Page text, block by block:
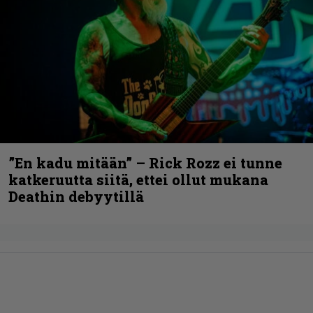
”En kadu mitään” – Rick Rozz ei tunne
katkeruutta siitä, ettei ollut mukana
Deathin debyytillä